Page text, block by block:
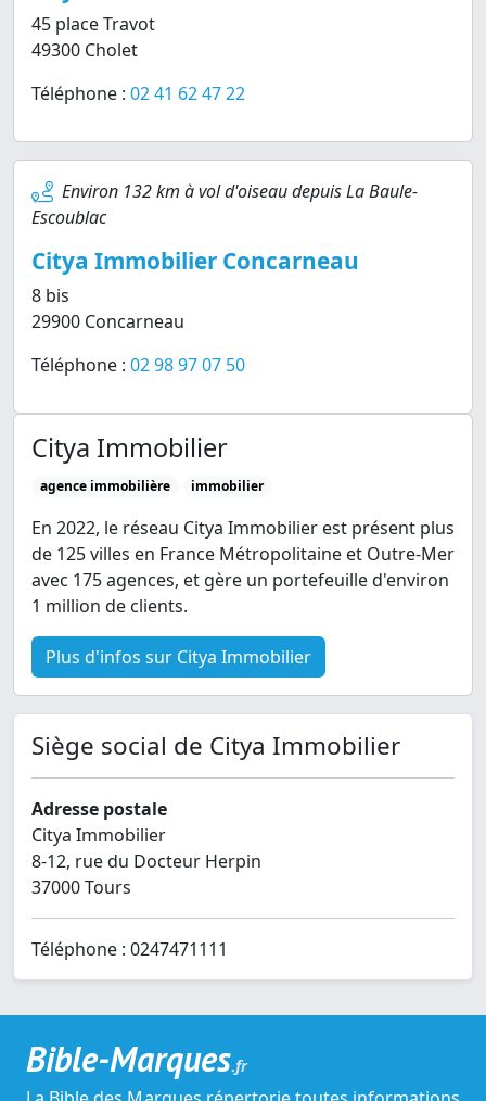
45 place Travot
49300 Cholet
Téléphone : 02 41 62 47 22
Environ 132 km à vol d'oiseau depuis La Baule-
Escoublac
Citya Immobilier Concarneau
8 bis
29900 Concarneau
Téléphone : 02 98 97 07 50
Citya Immobilier
agence immobilière immobilier
En 2022, le réseau Citya Immobilier est présent plus
de 125 villes en France Métropolitaine et Outre-Mer
avec 175 agences, et gère un portefeuille d'environ
1 million de clients.
Plus d'infos sur Citya Immobilier
Siège social de Citya Immobilier
Adresse postale
Citya Immobilier
8-12, rue du Docteur Herpin
37000 Tours
Téléphone : 0247471111
Bible-Marques.fr